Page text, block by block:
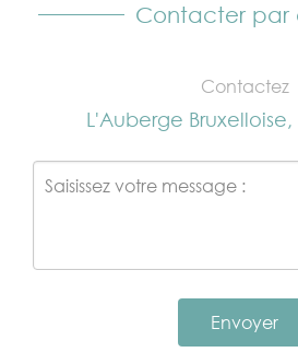
Contacter par
Contactez
L'Auberge
Envoyer